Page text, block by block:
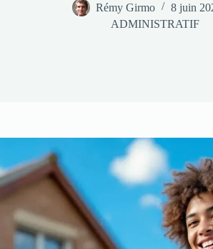
Rémy Girmo
8 juin
ADMINISTRATIF